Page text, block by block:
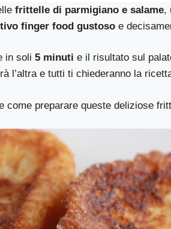
frittelle di parmigiano e salame,
finger food gustoso e
in soli 5 minuti e il risultato sul
l’altra e tutti ti chiederanno la
come preparare queste deliziose